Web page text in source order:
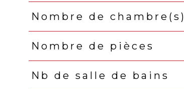
Nombre de chambre(s)
Nombre de pièces
Nb de salle de bains